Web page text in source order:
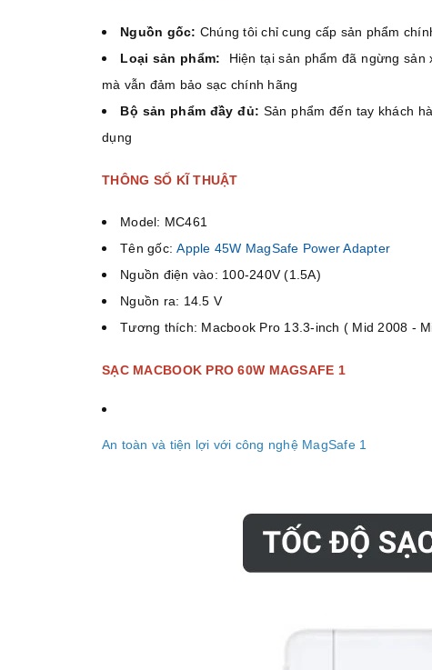
Nguồn gốc: Chúng tôi chỉ cung cấp sản phẩm
Loại sản phẩm: Hiện tại sản phẩm đã ngừng
mà vẫn đảm bảo sạc chính hãng
Bộ sản phẩm đầy đủ: Sản phẩm đến tay khách
dụng
THÔNG SỐ KĨ THUẬT
Model: MC461
Tên gốc:Apple 45W MagSafe Power Adapter
Nguồn điện vào: 100-240V (1.5A)
Nguồn ra: 14.5 V
Tương thích: Macbook Pro 13.3-inch ( Mid 2008 -
SẠC MACBOOK PRO 60W MAGSAFE 1
An toàn và tiện lợi với công nghệ MagSafe 1